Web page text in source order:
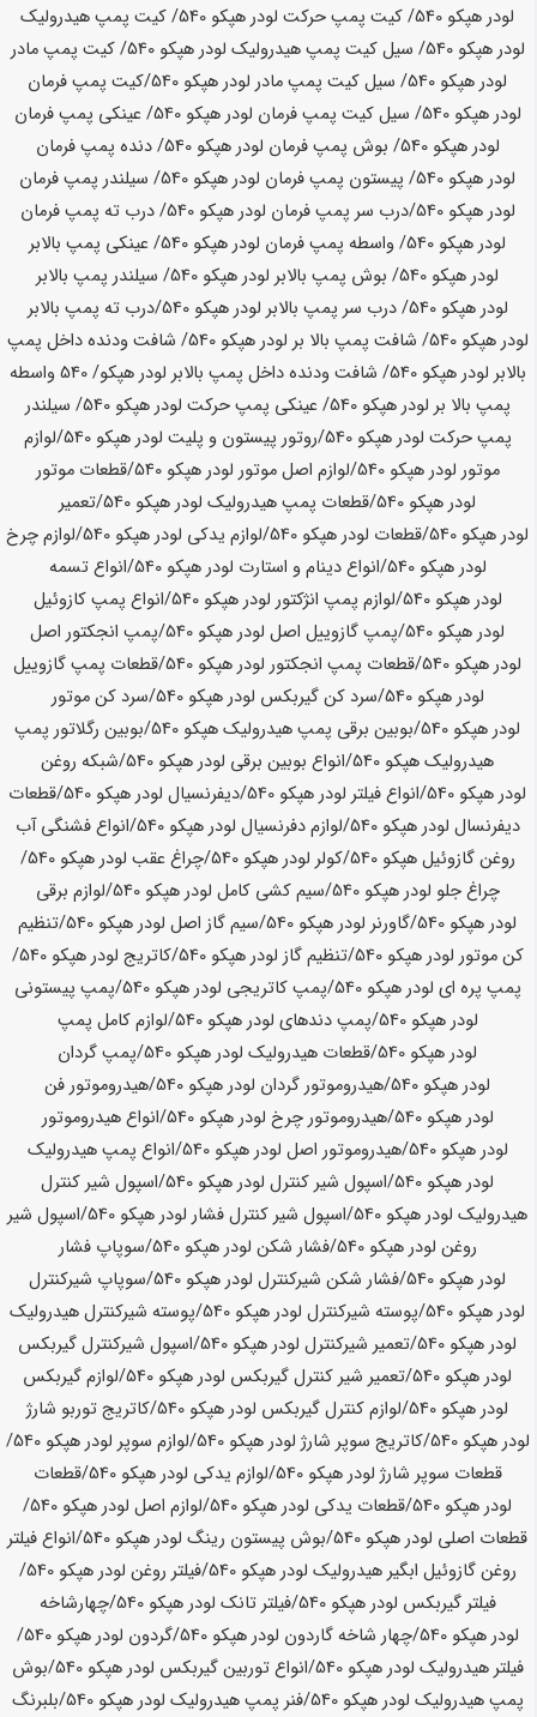
لودرهپکو / کیت پمپ حرکت لودرهپکو
/ کیت پمپ هیدرولیک
لودرهپکو 540 / سیل کیت پمپ هیدرولیک لودرهپکو 540
/ کیت پمپ مادر
لودرهپکو / سیل کیت پمپ مادر لودرهپکو
/کیت پمپ فرمان
لودرهپکو 540 / سیل کیت پمپ فرمان لودرهپکو 540
/ عینکی پمپ فرمان
لودرهپکو 540 / بوش پمپ فرمان لودرهپکو 540
/ دنده پمپ فرمان
لودرهپکو / پیستون پمپ فرمان لودرهپکو
/ سیلندر پمپ فرمان
لودرهپکو 540 /درب سر پمپ فرمان لودرهپکو 540
/ درب ته پمپ فرمان
لودرهپکو / واسطه پمپ فرمان لودرهپکو
/ عینکی پمپ بالابر
لودرهپکو / بوش پمپ بالابر لودرهپکو
/ سیلندر پمپ بالابر
لودرهپکو 540 / درب سر پمپ بالابر لودرهپکو 540
/درب ته پمپ بالابر
لودرهپکو 540 / شافت پمپ بالا بر لودرهپکو 540
/ شافت ودنده داخل پمپ
بالابر لودرهپکو 540 / شافت ودنده داخل پمپ بالابر لودرهپکو/
540
واسطه
پمپ بالا بر لودرهپکو 540 / عینکی پمپ حرکت لودرهپکو 540
/ سیلندر
پمپ حرکت لودرهپکو 540 /روتور پیستون و پلیت لودرهپکو 540
/لوازم
موتور لودرهپکو 540 /لوازم اصل موتور لودرهپکو 540
/قطعات موتور
لودرهپکو /قطعات پمپ هیدرولیک لودرهپکو
/تعمیر
لودرهپکو /قطعات لودرهپکو /لوازم یدکی لودرهپکو
/لوازم چرخ
لودرهپکو 540 /انواع دینام و استارت لودرهپکو 540
/انواع تسمه
لودرهپکو 540 /لوازم پمپ انژکتور لودرهپکو 540
/انواع پمپ کازوئیل
لودرهپکو /پمپ گازوییل اصل لودرهپکو
/پمپ انجکتور اصل
لودرهپکو /قطعات پمپ انجکتور لودرهپکو
/قطعات پمپ گازوییل
لودرهپکو 540 /سرد کن گیربکس لودرهپکو 540
/سرد کن موتور
لودرهپکو /بوبین برقی پمپ هیدرولیکهپکو
/بوبین رگلاتور پمپ
هیدرولیکهپکو /انواع بوبین برقی لودرهپکو
/شبکه روغن
لودرهپکو /انواع فیلتر لودرهپکو /دیفرنسیال لودرهپکو
/قطعات
دیفرنسال لودرهپکو 540 /لوازم دفرنسیال لودرهپکو 540
/انواع فشنگی آب
روغن گازوئیلهپکو 540 /کولر لودرهپکو 540 /چراغ عقب لودرهپکو 540
/
چراغ جلو لودرهپکو 540 /سیم کشی کامل لودرهپکو 540
/لوازم برقی
لودرهپکو /گاورنر لودرهپکو /سیم گاز اصل لودرهپکو
/تنظیم
کن موتور لودرهپکو 540 /تنظیم گاز لودرهپکو 540 /کاتریج لودرهپکو 540
/
پمپ پره ای لودرهپکو 540 /پمپ کاتریجی لودرهپکو 540
/پمپ پیستونی
لودرهپکو 540 /پمپ دندهای لودرهپکو 540
/لوازم کامل پمپ
لودرهپکو /قطعات هیدرولیک لودرهپکو
/پمپ گردان
لودرهپکو /هیدروموتور گردان لودرهپکو
/هیدروموتور فن
لودرهپکو 540 /هیدروموتور چرخ لودرهپکو 540
/انواع هیدروموتور
لودرهپکو 540 /هیدروموتور اصل لودرهپکو 540
/انواع پمپ هیدرولیک
لودرهپکو /اسپول شیر کنترل لودرهپکو
/اسپول شیر کنترل
هیدرولیک لودرهپکو /اسپول شیر کنترل فشار لودرهپکو
/اسپول شیر
روغن لودرهپکو 540 /فشار شکن لودرهپکو 540
/سوپاپ فشار
لودرهپکو /فشار شکن شیرکنترل لودرهپکو
/سوپاپ شیرکنترل
لودرهپکو /پوسته شیرکنترل لودرهپکو
/پوسته شیرکنترل هیدرولیک
لودرهپکو /تعمیر شیرکنترل لودرهپکو
/اسپول شیرکنترل گیربکس
لودرهپکو /تعمیر شیر کنترل گیربکس لودرهپکو
/لوازم گیربکس
لودرهپکو /لوازم کنترل گیربکس لودرهپکو
/کاتریج توربو شارژ
لودرهپکو 540 /کاتریج سوپر شارژ لودرهپکو 540 /لوازم سوپر لودرهپکو 540
/
قطعات سوپر شارژ لودرهپکو 540 /لوازم یدکی لودرهپکو 540
/قطعات
لودرهپکو /قطعات یدکی لودرهپکو /لوازم اصل لودرهپکو
/
قطعات اصلی لودرهپکو /بوش پیستون رینگ لودرهپکو
/انواع فیلتر
روغن گازوئیل ابگیر هیدرولیک لودرهپکو 540 /فیلتر روغن لودرهپکو 540
/
فیلتر گیربکس لودرهپکو 540 /فیلتر تانک لودرهپکو 540
/چهارشاخه
لودرهپکو 540 /چهار شاخه گاردون لودرهپکو 540 /گردون لودرهپکو 540
/
فیلتر هیدرولیک لودرهپکو 540 /انواع توربین گیربکس لودرهپکو 540
/بوش
پمپ هیدرولیک لودرهپکو 540 /فنر پمپ هیدرولیک لودرهپکو 540
/بلبرنگ